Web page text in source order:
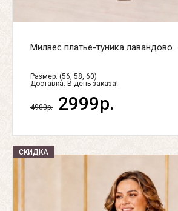
Милвес платье-туника лавандово...
Размер: (56, 58, 60)
Доставка: В день заказа!
4900р. 2999р.
СКИДКА